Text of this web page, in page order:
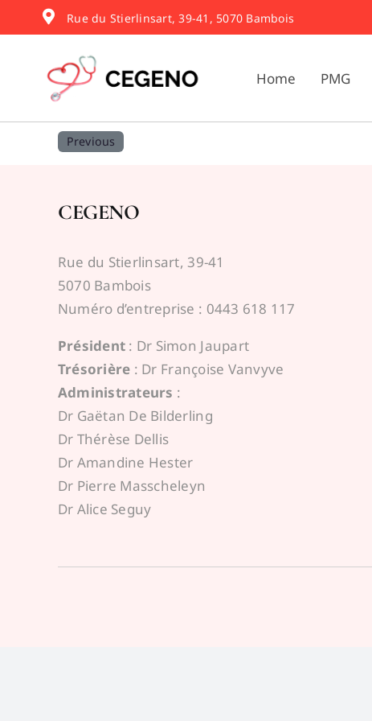
to
Rue du Stierlinsart, 39-41, 5070 Bambois
Home PMG
Previous
CEGENO
Rue du Stierlinsart, 39-41
5070 Bambois
Numéro d’entreprise : 0443 618 117
Président : Dr Simon Jaupart
Trésorière : Dr Françoise Vanvyve
Administrateurs :
Dr Gaëtan De Bilderling
Dr Thérèse Dellis
Dr Amandine Hester
Dr Pierre Masscheleyn
Dr Alice Seguy